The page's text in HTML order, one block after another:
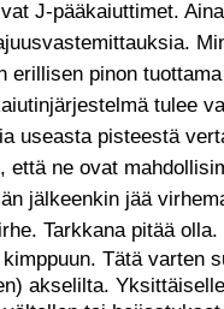
J-pääkaiuttimet.
erillisen pinon
tulee
useasta pisteestä
ne ovat
jälkeenkin jää
Tarkkana pitää olla.
Tätä varten
akselilta.